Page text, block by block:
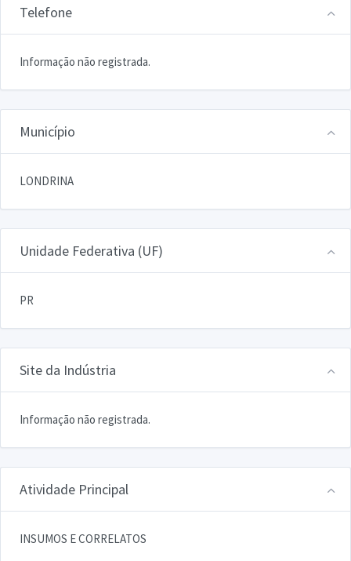
Telefone
Informação não registrada.
Município
LONDRINA
Unidade Federativa (UF)
PR
Site da Indústria
Informação não registrada.
Atividade Principal
INSUMOS E CORRELATOS